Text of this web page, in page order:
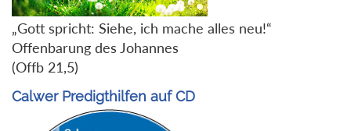
„Gott spricht: Siehe, ich mache alles neu!“
Offenbarung des Johannes
(Offb 21,5)
Calwer Predigthilfen auf CD